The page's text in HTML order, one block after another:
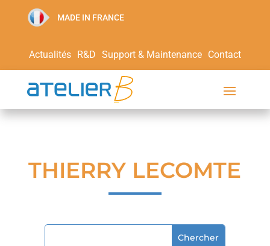
MADE IN FRANCE
Actualités R&D Support & Maintenance Contact
THIERRY LECOMTE